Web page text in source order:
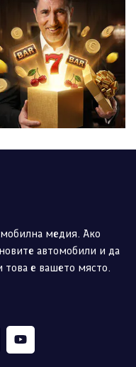
медия. Ако
автомобили и да
това е вашето място.